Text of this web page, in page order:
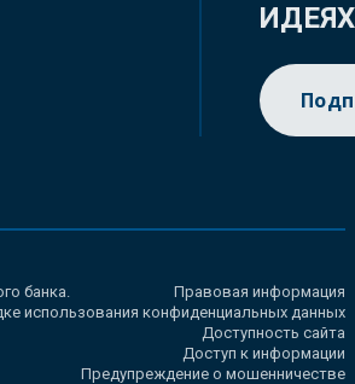
ИДЕЯХ
банка.
Правовая информация
использования конфиденциальных данных
Доступность сайта
Доступ к информации
Предупреждение о мошенничестве